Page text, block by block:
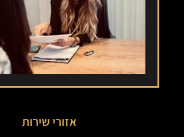
אזורי שירות